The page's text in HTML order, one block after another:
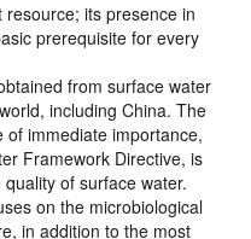
its presence in
prerequisite for every
from surface water
including China. The
immediate importance,
Framework Directive, is
of surface water.
on the microbiological
in addition to the most